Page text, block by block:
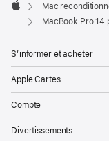
Apple
Mac
MacBook Pro 14 pouces
S’informer et acheter
Apple Cartes
Compte
Divertissements